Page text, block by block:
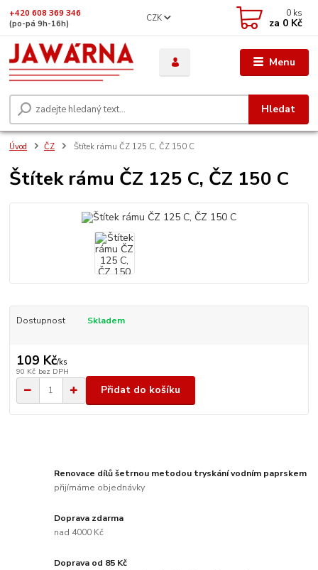
Menu
CZK
Hledat
+420 608 369 346
(po-pá 9h-16h)
0 ks
za 0 Kč
Úvod ČZ Štítek rámu ČZ 125 C, ČZ 150 C
Štítek rámu ČZ 125 C, ČZ 150 C
Dostupnost Skladem
109 Kč/ks
90 Kč bez DPH
Přidat do košíku
Renovace dílů šetrnou metodou tryskání vodním paprskem
přijímáme objednávky
Doprava zdarma
nad 4000 Kč
Doprava od 85 Kč